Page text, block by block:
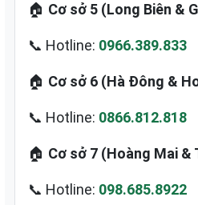
🏠 Cơ sở 5 (Long Biên &
📞 Hotline: 0966.389.833
🏠 Cơ sở 6 (Hà Đông &
📞 Hotline: 0866.812.818
🏠 Cơ sở 7 (Hoàng Mai &
📞 Hotline: 098.685.8922